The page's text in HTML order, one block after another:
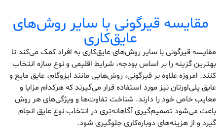
مقایسه قیرگونی با سایر روش‌های
عایق‌کاری
مقایسه قیرگونی با سایر روش‌های عایق‌کاری به افراد کمک می‌کند تا
بهترین گزینه را بر اساس بودجه، شرایط اقلیمی و نوع سازه انتخاب
کنند. امروزه علاوه بر قیرگونی، روش‌هایی مانند ایزوگام، عایق مایع و
عایق پلی‌اورتان نیز مورد استفاده قرار می‌گیرند که هرکدام مزایا و
معایب خاص خود را دارند. شناخت تفاوت‌ها و ویژگی‌های هر روش
باعث می‌شود تصمیم‌گیری آگاهانه‌تری در انتخاب نوع عایق انجام
گیرد و از هزینه‌های دوباره‌کاری جلوگیری شود.